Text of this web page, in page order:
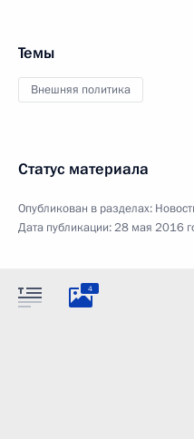
Темы
Внешняя политика
Статус материала
Опубликован в разделах:
Дата публикации:28 мая 2016
4